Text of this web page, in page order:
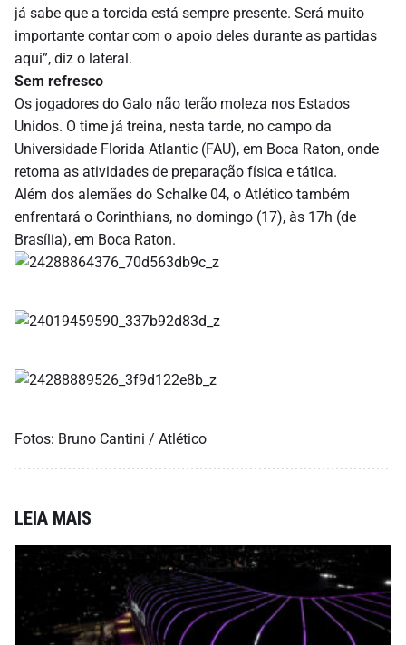
já sabe que a torcida está sempre presente. Será muito
importante contar com o apoio deles durante as partidas
aqui”, diz o lateral.
Sem refresco
Os jogadores do Galo não terão moleza nos Estados
Unidos. O time já treina, nesta tarde, no campo da
Universidade Florida Atlantic (FAU), em Boca Raton, onde
retoma as atividades de preparação física e tática.
Além dos alemães do Schalke 04, o Atlético também
enfrentará o Corinthians, no domingo (17), às 17h (de
Brasília), em Boca Raton.
Fotos: Bruno Cantini / Atlético
LEIA MAIS